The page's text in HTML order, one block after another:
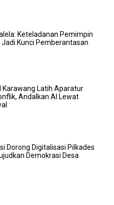
Keteladanan Pemimpin
Kunci Pemberantasan
Karawang Latih Aparatur
Andalkan AI Lewat
Dorong Digitalisasi Pilkades
Demokrasi Desa